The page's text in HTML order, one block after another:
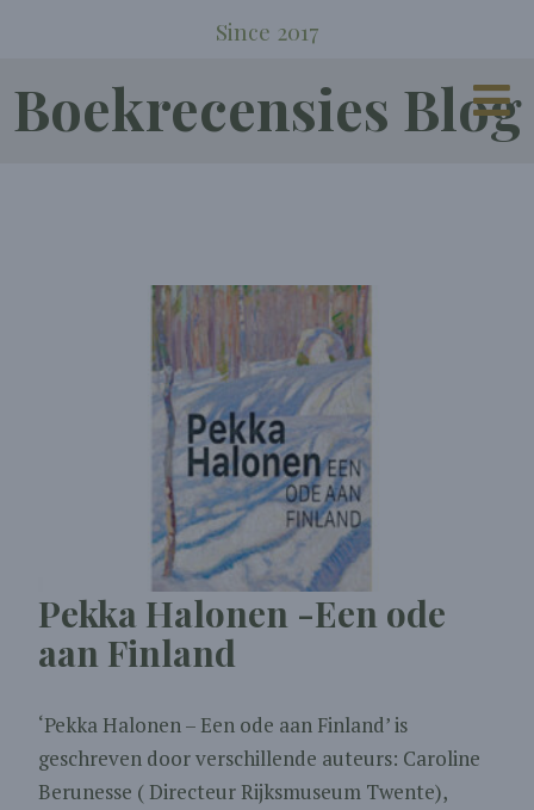
Since 2017
Boekrecensies Blog
Pekka Halonen -Een ode
aan Finland
‘Pekka Halonen – Een ode aan Finland’ is
geschreven door verschillende auteurs: Caroline
Berunesse ( Directeur Rijksmuseum Twente),